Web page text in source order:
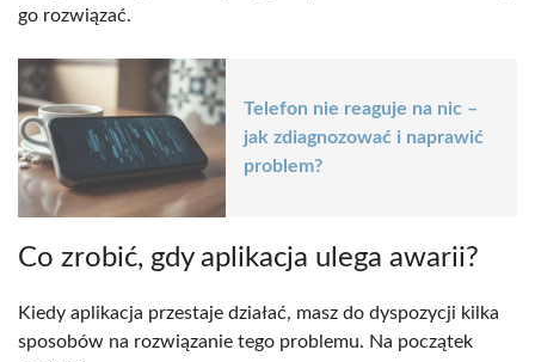
go rozwiązać.
Telefon nie reaguje na nic –
jak zdiagnozować i naprawić
problem?
Co zrobić, gdy aplikacja ulega awarii?
Kiedy aplikacja przestaje działać, masz do dyspozycji kilka
sposobów na rozwiązanie tego problemu. Na początek